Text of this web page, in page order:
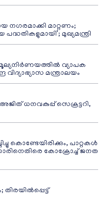
നഗരമാക്കി മാറ്റണം;
മുഖ്യമന്ത്രി
മൂല്യനിർണയത്തിൽ വ്യാപക
വിദ്യാഭ്യാസ മന്ത്രാലയം
അജിത് ധനവകുപ്പ് സെക്രട്ടറി,
കൊണ്ടേയിരിക്കും, പാറ്റകൾ
കോക്രോച്ച് ജനത